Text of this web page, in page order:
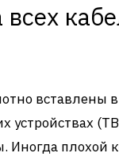
вставлены
устройствах
Иногда плохой